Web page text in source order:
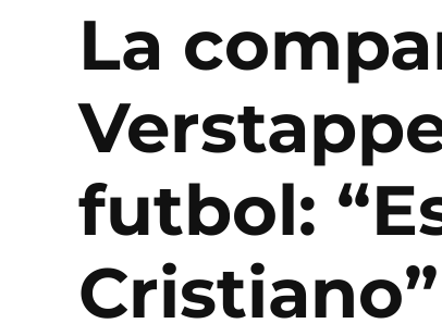
La
futbol:
Cristiano”